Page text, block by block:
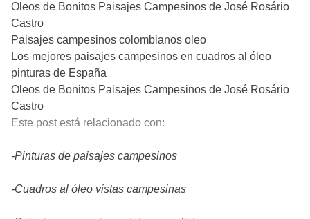
Oleos de Bonitos Paisajes Campesinos de José Rosário
Castro
Paisajes campesinos colombianos oleo
Los mejores paisajes campesinos en cuadros al óleo
pinturas de España
Oleos de Bonitos Paisajes Campesinos de José Rosário
Castro
Este post está relacionado con:
-Pinturas de paisajes campesinos
-Cuadros al óleo vistas campesinas